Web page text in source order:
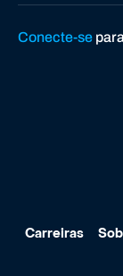
Conecte-se